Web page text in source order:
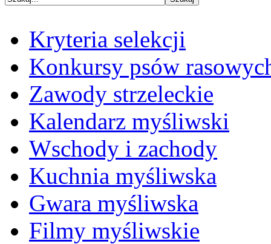
Kryteria selekcji
Konkursy psów
Zawody strzeleckie
Kalendarz myśliwski
Wschody i zachody
Kuchnia myśliwska
Gwara myśliwska
Filmy myśliwskie